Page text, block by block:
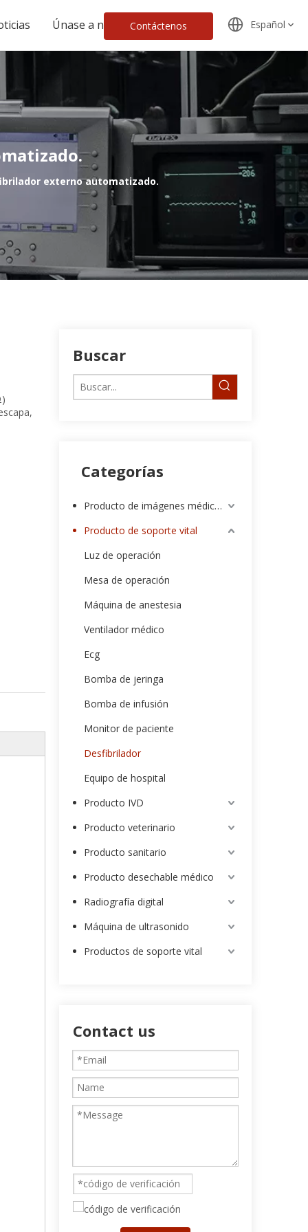
Únase a nosotrosContáctenos Español
externo automatizado.
Buscar
Categorías
Producto de imágenes médicas
Producto de soporte vital
Luz de operación
Mesa de operación
Máquina de anestesia
Ventilador médico
Ecg
Bomba de jeringa
Bomba de infusión
Monitor de paciente
Desfibrilador
Equipo de hospital
Producto IVD
Producto veterinario
Producto sanitario
Producto desechable médico
Radiografía digital
Máquina de ultrasonido
Productos de soporte vital
Contact us